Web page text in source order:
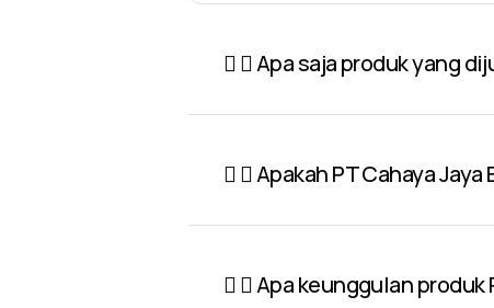
Apa saja produk yang
Apakah PT Cahaya
Apa keunggulan produk